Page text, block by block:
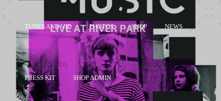
TUNES AND VID PHOTOS SHOP NEWS
PRESS KIT SHOP ADMIN